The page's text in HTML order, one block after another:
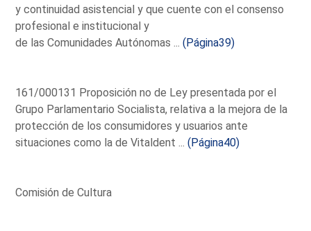
y continuidad asistencial y que cuente con el consenso
profesional e institucional y
de las Comunidades Autónomas ...(Página39)
161/000131 Proposición no de Ley presentada por el
Grupo Parlamentario Socialista, relativa a la mejora de la
protección de los consumidores y usuarios ante
situaciones como la de Vitaldent ...(Página40)
Comisión de Cultura